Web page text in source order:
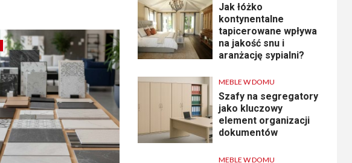
Jak łóżko
kontynentalne
tapicerowane wpływa
na jakość snu i
aranżację sypialni?
MEBLE W DOMU
Szafy na segregatory
jako kluczowy
element organizacji
dokumentów
MEBLE W DOMU